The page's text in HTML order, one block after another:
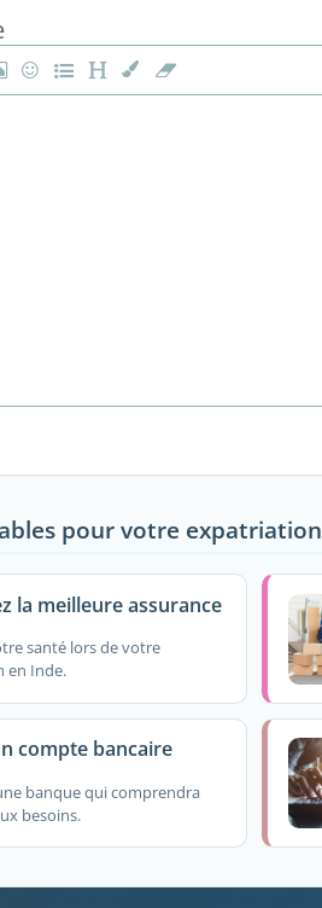
pour votre expatriation
la meilleure assurance
santé lors de votre
en Inde.
compte bancaire
banque qui comprendra
besoins.